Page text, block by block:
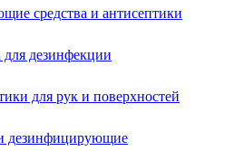
средства и антисептики
для дезинфекции
для рук и поверхностей
дезинфицирующие